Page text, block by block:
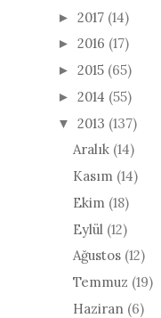
► 2017 (14)
► 2016 (17)
► 2015 (65)
► 2014 (55)
▼ 2013 (137)
Aralık (14)
Kasım (14)
Ekim (18)
Eylül (12)
Ağustos (12)
Temmuz (19)
Haziran (6)